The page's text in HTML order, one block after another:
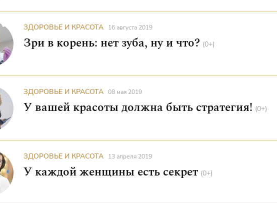
ЗДОРОВЬЕ И КРАСОТА 16 августа 2019
Зри в корень: нет зуба, ну и что? (0+)
ЗДОРОВЬЕ И КРАСОТА 08 мая 2019
У вашей красоты должна быть стратегия! (0+)
ЗДОРОВЬЕ И КРАСОТА 13 апреля 2019
У каждой женщины есть секрет (0+)